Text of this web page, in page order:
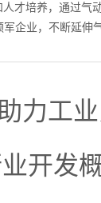
才培养，通过气
企业，不断延伸
力工
开发